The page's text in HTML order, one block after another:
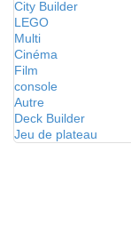
City Builder
LEGO
Multi
Cinéma
Film
console
Autre
Deck Builder
Jeu de plateau